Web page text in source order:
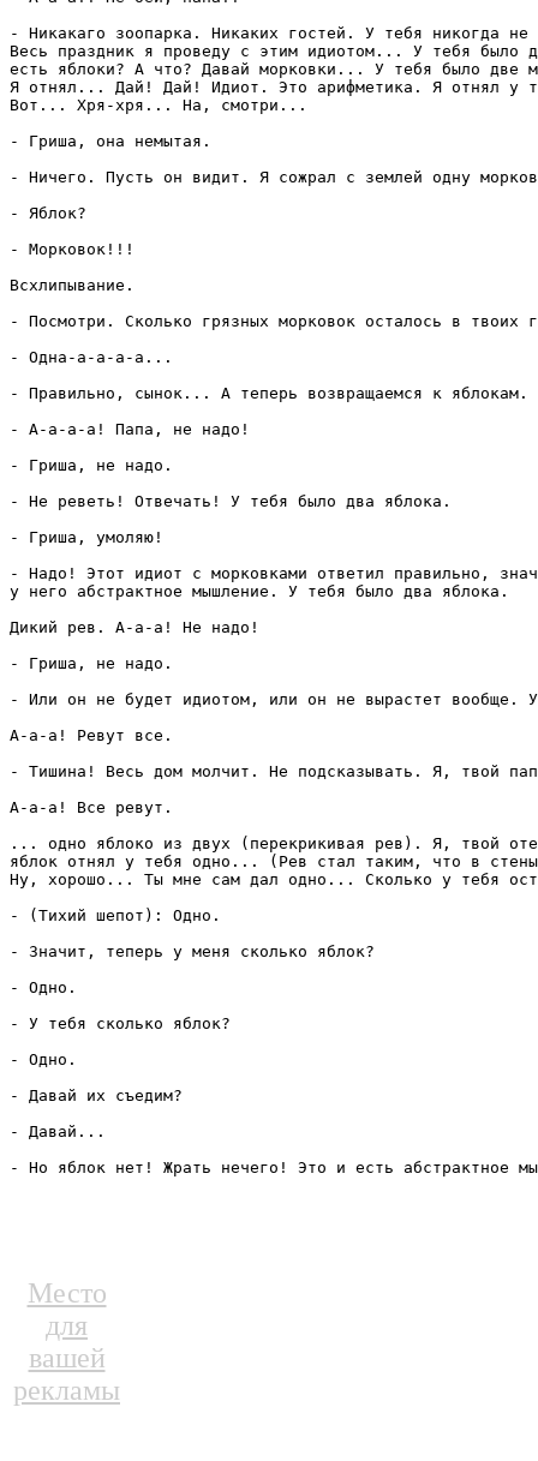
- Никакаго зоопарка. Никаких гостей. У тебя никогда
Весь праздник я проведу с этим идиотом... У тебя
есть яблоки? А что? Давай морковки... У тебя было две
Я отнял... Дай! Дай! Идиот. Это арифметика. Я отнял у
Вот... Хря-хря... На, смотри...
- Гриша, она немытая.
- Ничего. Пусть он видит. Я сожрал с землей одну
- Яблок?
- Морковок!!!
Всхлипывание.
- Посмотри. Сколько грязных морковок осталось в твоих
- Одна-а-а-а-а...
- Правильно, сынок... А теперь возвращаемся к яблокам.
- А-а-а-а! Папа, не надо!
- Гриша, не надо.
- Не реветь! Отвечать! У тебя было два яблока.
- Гриша, умоляю!
- Надо! Этот идиот с морковками ответил правильно,
у него абстрактное мышление. У тебя было два яблока.
Дикий рев. А-а-а! Не надо!
- Гриша, не надо.
- Или он не будет идиотом, или он не вырастет вообще.
А-а-а! Ревут все.
- Тишина! Весь дом молчит. Не подсказывать. Я, твой
А-а-а! Все ревут.
... одно яблоко из двух (перекрикивая рев). Я, твой
яблок отнял у тебя одно... (Рев стал таким, что в
Ну, хорошо... Ты мне сам дал одно... Сколько у тебя
- (Тихий шепот): Одно.
- Значит, теперь у меня сколько яблок?
- Одно.
- У тебя сколько яблок?
- Одно.
- Давай их съедим?
- Давай...
- Но яблок нет! Жрать нечего! Это и есть абстрактное
Место
для
вашей
рекламы